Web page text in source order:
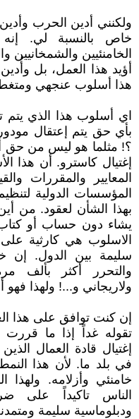
ولكنني أدين الحرب
خاص بالنسبة لي.
الخامنئيين والشمخانيين
أؤيد هذا العمل، بل
هذا أسلوب عنجهي
اي أسلوب هذا الذي يتم
بأي حق يتم إعتقال
؟! مثلما هو ليس من حق
إغتيال كاسترو. أن
المعايير والمقررات
المؤسسات الدولية
بهذا الشأن لعقود. من
يشاء دون حساب أو
الاسلوب هي كارثية
سليمة بين الدول. إن
والتحرر أكثر بألف
ولاريجاني و...! ولهذا
إن كنت توافق على هذا
تقوله غداً إذا ما قررت
إغتيال قادة العمال
في بلد ما. لأن هذا
خامنئي وأزلامه. ولهذا
الناس تاكيداً على
ودبلوماسية سليمة